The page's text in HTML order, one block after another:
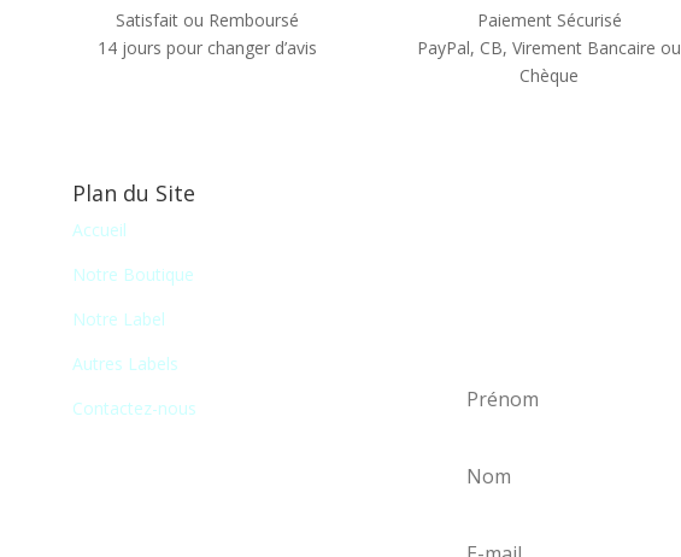
Satisfait ou Remboursé
14 jours pour changer d’avis
Paiement Sécurisé
PayPal, CB, Virement Bancaire ou
Chèque
Plan du Site
Accueil
Notre Boutique
Notre Label
Autres Labels
Contactez-nous